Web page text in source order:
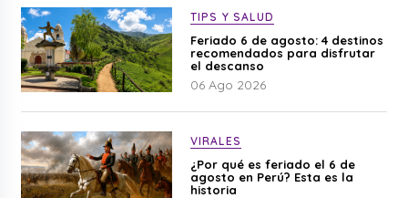
TIPS Y SALUD
Feriado 6 de agosto: 4 destinos
recomendados para disfrutar
el descanso
06 Ago 2026
VIRALES
¿Por qué es feriado el 6 de
agosto en Perú? Esta es la
historia